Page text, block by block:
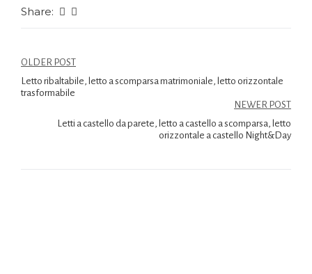
Share:
OLDER POST
Letto ribaltabile, letto a scomparsa matrimoniale, letto orizzontale
trasformabile
NEWER POST
Letti a castello da parete, letto a castello a scomparsa, letto
orizzontale a castello Night&Day